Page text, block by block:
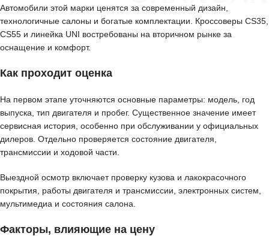
Автомобили этой марки ценятся за современный дизайн,
технологичные салоны и богатые комплектации. Кроссоверы CS35,
CS55 и линейка UNI востребованы на вторичном рынке за
оснащение и комфорт.
Как проходит оценка
На первом этапе уточняются основные параметры: модель, год
выпуска, тип двигателя и пробег. Существенное значение имеет
сервисная история, особенно при обслуживании у официальных
дилеров. Отдельно проверяется состояние двигателя,
трансмиссии и ходовой части.
Выездной осмотр включает проверку кузова и лакокрасочного
покрытия, работы двигателя и трансмиссии, электронных систем,
мультимедиа и состояния салона.
Факторы, влияющие на цену